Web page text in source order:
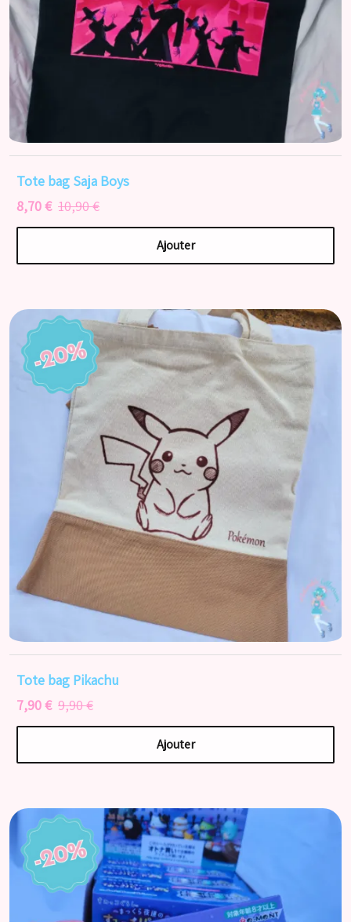
Tote bag Saja Boys
8,70 € 10,90 €
Ajouter
Tote bag Pikachu
7,90 € 9,90 €
Ajouter